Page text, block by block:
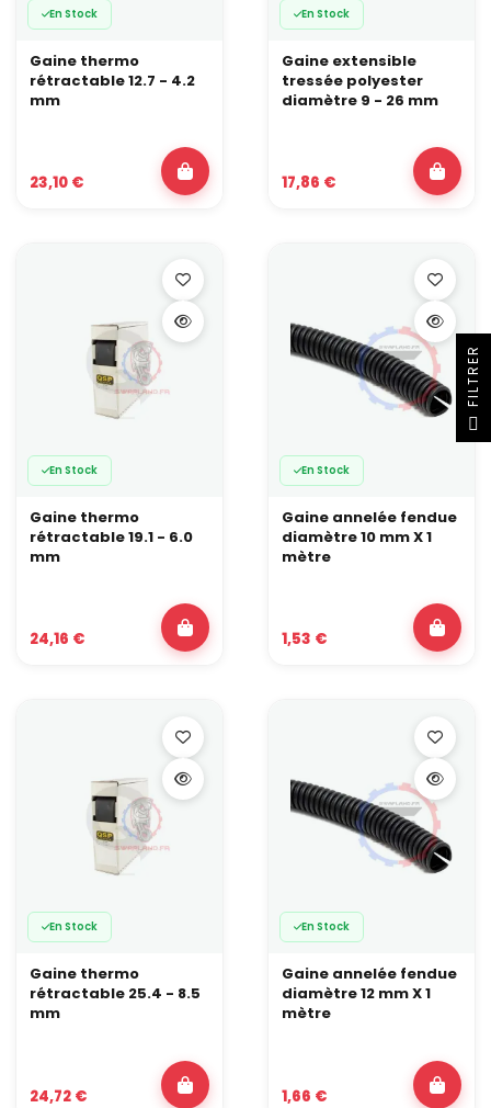
En Stock
Gaine thermo
rétractable 12.7 - 4.2
mm
23,10 €
En Stock
Gaine extensible
tressée polyester
diamètre 9 - 26 mm
17,86 €
En Stock
Gaine thermo
rétractable 19.1 - 6.0
mm
24,16 €
En Stock
Gaine annelée fendue
diamètre 10 mm X 1
mètre
1,53 €
En Stock
Gaine thermo
rétractable 25.4 - 8.5
mm
24,72 €
En Stock
Gaine annelée fendue
diamètre 12 mm X 1
mètre
1,66 €
R